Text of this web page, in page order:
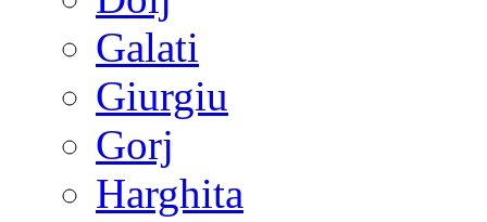
Galati
Giurgiu
Gorj
Harghita